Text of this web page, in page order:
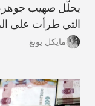
يحلّل صهيب جوهر،
التي طرأت على
مايكل يونغ